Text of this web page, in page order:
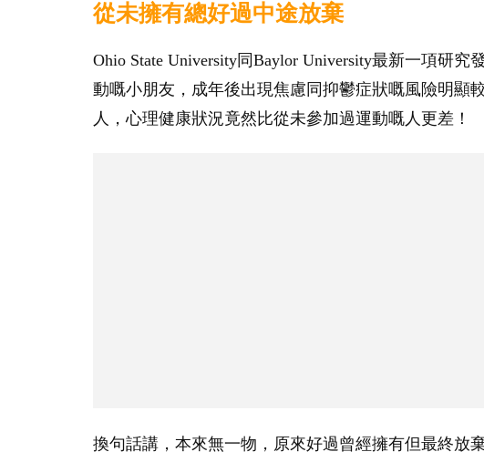
從未擁有總好過中途放棄
Ohio State University同Baylor University最新一項研
動嘅小朋友，成年後出現焦慮同抑鬱症狀嘅風險明顯
人，心理健康狀況竟然比從未參加過運動嘅人更差！
換句話講，本來無一物，原來好過曾經擁有但最終放棄